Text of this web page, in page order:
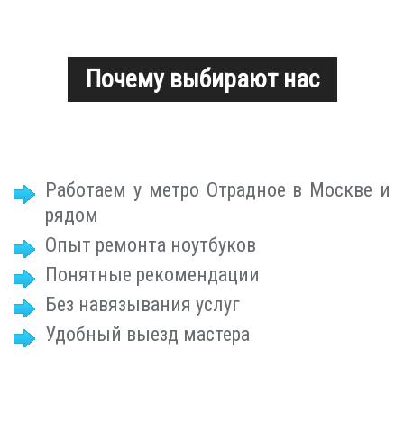
Почему выбирают нас
Работаем у метро Отрадное в Москве и
рядом
Опыт ремонта ноутбуков
Понятные рекомендации
Без навязывания услуг
Удобный выезд мастера